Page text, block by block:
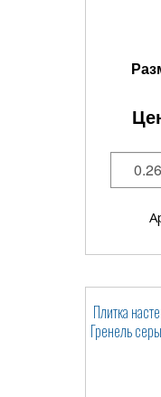
Плитка
Гренель